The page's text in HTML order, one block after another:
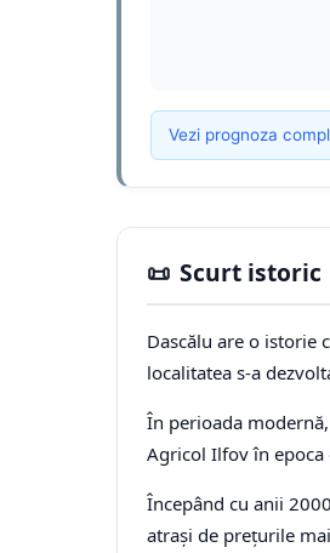
Vezi prognoza
📜 Scurt istoric
Dascălu are o istorie
localitatea s-a
În perioada
Agricol Ilfov în
Începând cu anii
atrași de prețurile